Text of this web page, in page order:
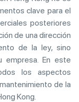
clave para el
posteriores
de una dirección
de la ley, sino
empresa. En este
los aspectos
de la
Kong.